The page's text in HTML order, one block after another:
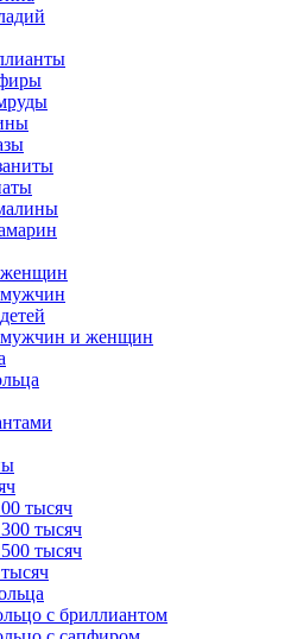
и женщин
тысяч
тысяч
тысяч
с бриллиантом